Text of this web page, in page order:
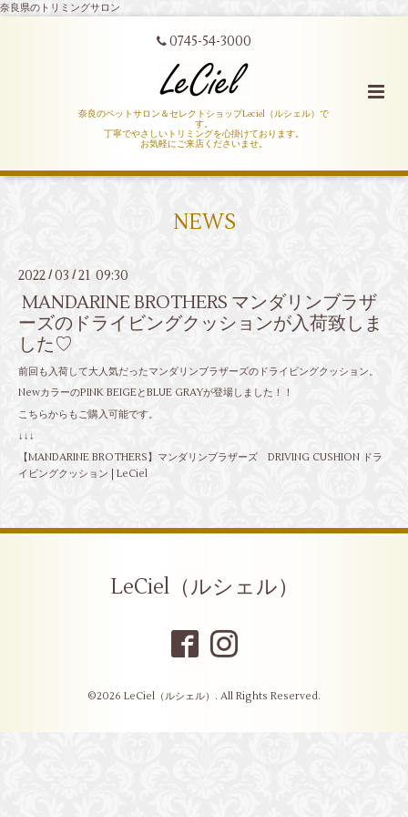
奈良県のトリミングサロン
0745-54-3000
奈良のペットサロン＆セレクトショップLeciel（ルシェル）で
す。
丁寧でやさしいトリミングを心掛けております。
お気軽にご来店くださいませ。
NEWS
2022 /03 /21 09:30
MANDARINE BROTHERS マンダリンブラザ
ーズのドライビングクッションが入荷致しま
した♡
前回も入荷して大人気だったマンダリンブラザーズのドライビングクッション。
NewカラーのPINK BEIGEとBLUE GRAYが登場しました！！
こちらからもご購入可能です。
↓↓↓
【MANDARINE BROTHERS】マンダリンブラザーズ DRIVING CUSHION ドラ
イビングクッション | LeCiel
LeCiel（ルシェル）
©2026 LeCiel（ルシェル） . All Rights Reserved.